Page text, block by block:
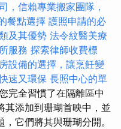
，信賴專業搬家團隊，
餐點選擇 護照申請的必
及其優勢 法令紋醫美療
服務 探索律師收費標
設備的選擇，讓烹飪變
速又環保 長照中心的單
完全習慣了在隔離區中
其添加到珊瑚首映中，並
它們將其與珊瑚分開。